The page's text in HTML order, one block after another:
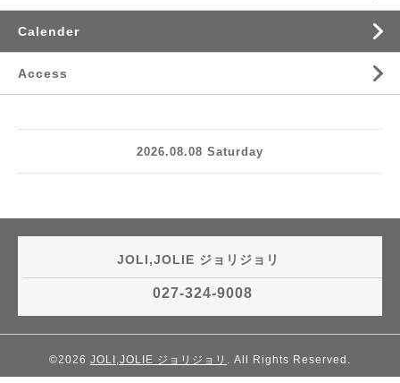
Calender
Access
2026.08.08 Saturday
JOLI,JOLIE ジョリジョリ
027-324-9008
©2026 JOLI,JOLIE ジョリジョリ . All Rights Reserved.